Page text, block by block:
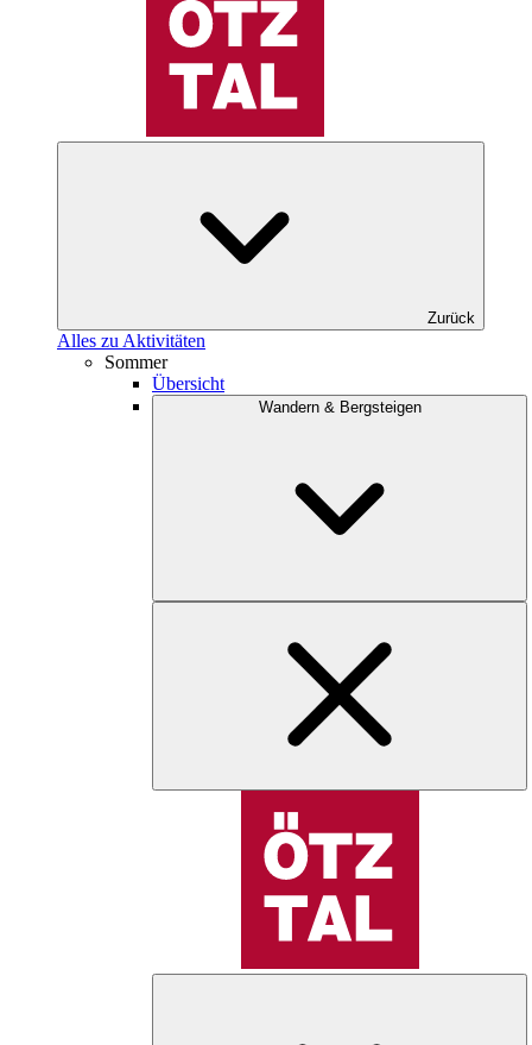
Zurück
Alles zu Aktivitäten
Sommer
Übersicht
Wandern & Bergsteigen